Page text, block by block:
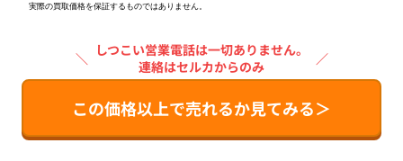
実際の買取価格を保証するものではありません。
＼
しつこい営業電話は一切ありません。
連絡はセルカからのみ
／
この価格以上で売れるか見てみる＞